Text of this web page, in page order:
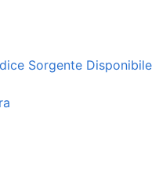
Sorgente Disponibile